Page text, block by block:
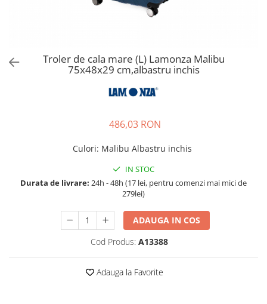
Borsete
Troler de cala mare (L) Lamonza Malibu
75x48x29 cm,albastru inchis
486,03 RON
Culori: Malibu Albastru inchis
IN STOC
Durata de livrare: 24h - 48h (17 lei, pentru comenzi mai mici de
279lei)
ADAUGA IN COS
Cod Produs: A13388
Adauga la Favorite